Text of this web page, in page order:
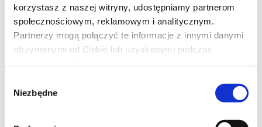
korzystasz z naszej witryny, udostępniamy partnerom
społecznościowym, reklamowym i analitycznym.
Partnerzy mogą połączyć te informacje z innymi danymi
otrzymanymi od Ciebie lub uzyskanymi podczas
zgody
Niezbędne